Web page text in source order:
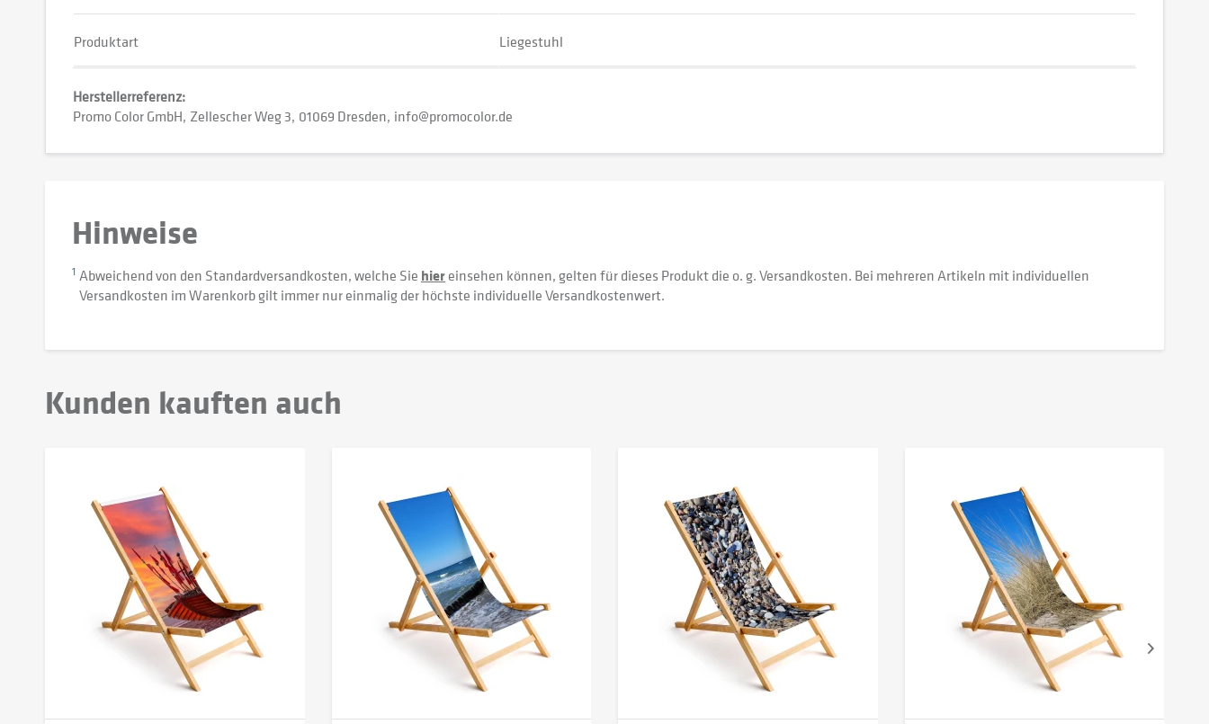
Produktart Liegestuhl
Herstellerreferenz:
Promo Color GmbH Zellescher Weg 3 01069 Dresden info@promocolor.de
Hinweise
1 Abweichend von den Standardversandkosten, welche Sie hiereinsehen können, gelten für dieses Produkt die o. g. Versandkosten. Bei mehreren Artikeln mit individuellen
Versandkosten im Warenkorb gilt immer nur einmalig der höchste individuelle Versandkostenwert.
Kunden kauften auch